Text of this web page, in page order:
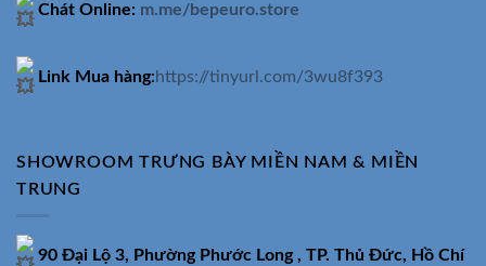
Chát Online: m.me/bepeuro.store
Link Mua hàng:https://tinyurl.com/3wu8f393
SHOWROOM TRƯNG BÀY MIỀN NAM & MIỀN
TRUNG
90 Đại Lộ 3, Phường Phước Long , TP. Thủ Đức, Hồ Chí